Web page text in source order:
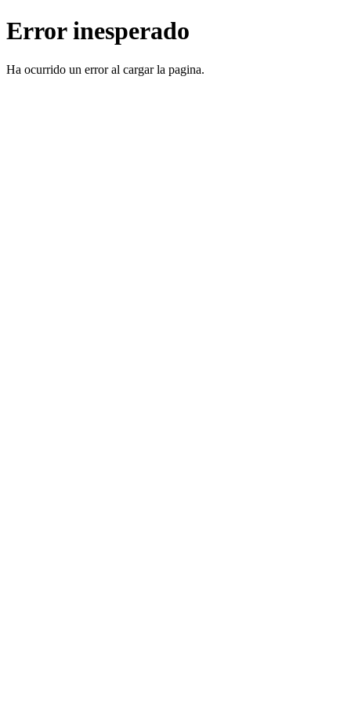
Error inesperado
Ha ocurrido un error al cargar la pagina.